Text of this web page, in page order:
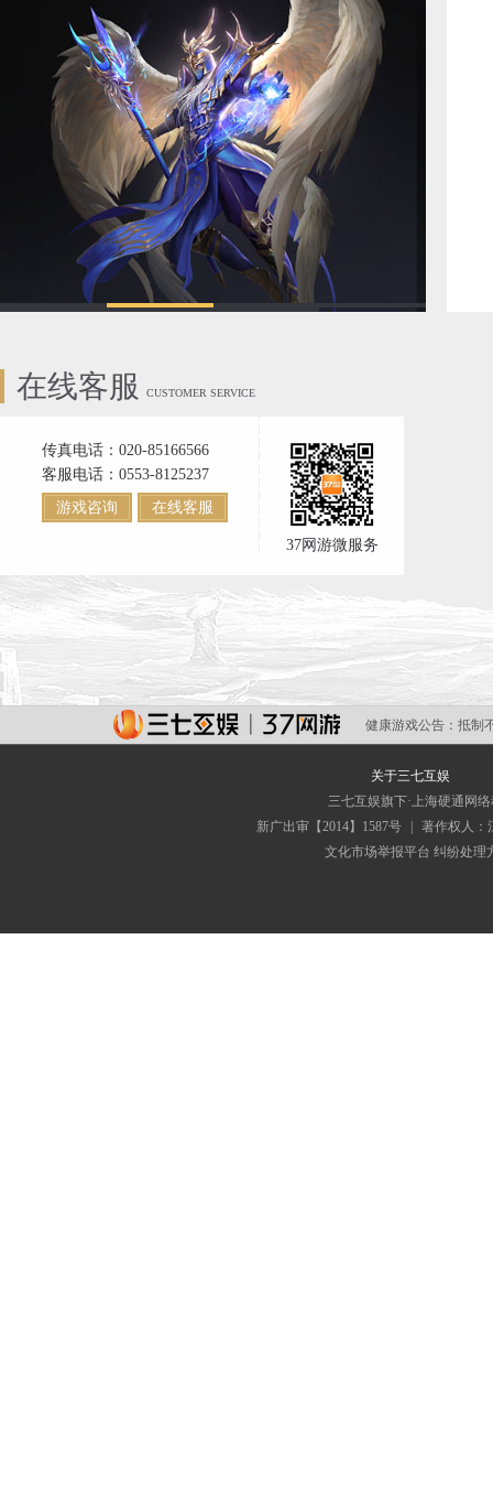
在线客服 CUSTOMER SERVICE
传真电话：020-85166566
客服电话：0553-8125237
游戏咨询
在线客服
37网游微服务
健康游戏公告： 抵制
关于三七互娱
三七互娱旗下·上海硬通网
新广出审【2014】1587号
著作权人：
文化市场举报平台 纠纷处理